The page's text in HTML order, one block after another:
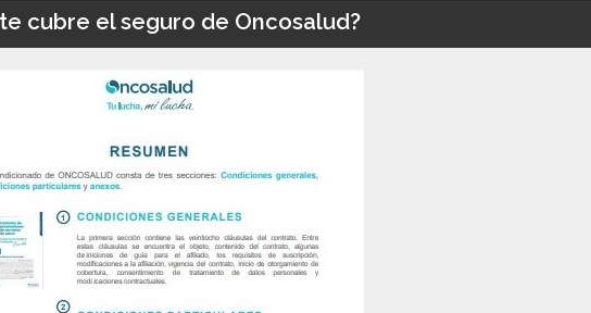
cubre el seguro de Oncosalud?